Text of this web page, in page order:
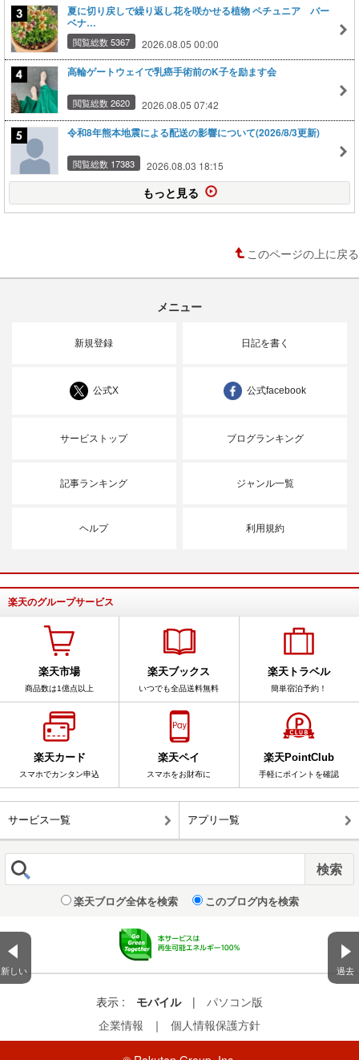
新しい 過去
夏に切り戻しで繰り返し花を咲かせる植物 ペチュニア バー
ベナ…
閲覧総数 5367 2026.08.05 00:00
高輪ゲートウェイで乳癌手術前のK子を励ます会
閲覧総数 2620 2026.08.05 07:42
令和8年熊本地震による配送の影響について(2026/8/3更新)
閲覧総数 17383 2026.08.03 18:15
もっと見る
このページの上に戻る
メニュー
新規登録 日記を書く
公式X 公式facebook
サービストップ ブログランキング
記事ランキング ジャンル一覧
ヘルプ 利用規約
楽天のグループサービス
楽天市場
商品数は1億点以上
楽天ブックス
いつでも全品送料無料
楽天トラベル
簡単宿泊予約！
楽天カード
スマホでカンタン申込
楽天ペイ
スマホをお財布に
楽天PointClub
手軽にポイントを確認
サービス一覧 アプリ一覧
楽天ブログ全体を検索 このブログ内を検索
表示 : モバイル |
パソコン版
企業情報
｜ 個人情報保護方針